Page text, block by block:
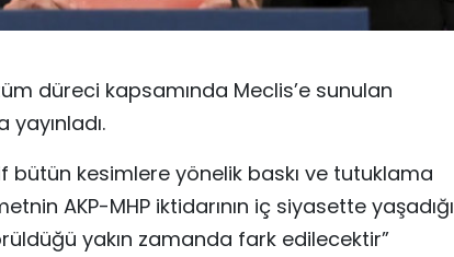
düreci kapsamında Meclis’e sunulan
yayınladı.
bütün kesimlere yönelik baskı ve tutuklama
AKP-MHP iktidarının iç siyasette yaşadığı
yakın zamanda fark edilecektir”